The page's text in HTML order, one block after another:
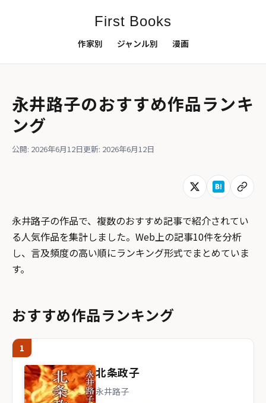
First Books
作家別 ジャンル別 漫画
永井路子のおすすめ作品ランキ
ング
公開: 2026年6月12日更新: 2026年6月12日
永井路子の作品で、複数のおすすめ記事で紹介されてい
る人気作品を集計しました。Web上の記事10件を分析
し、言及頻度の高い順にランキング形式でまとめていま
す。
おすすめ作品ランキング
1
北条政子
永井路子